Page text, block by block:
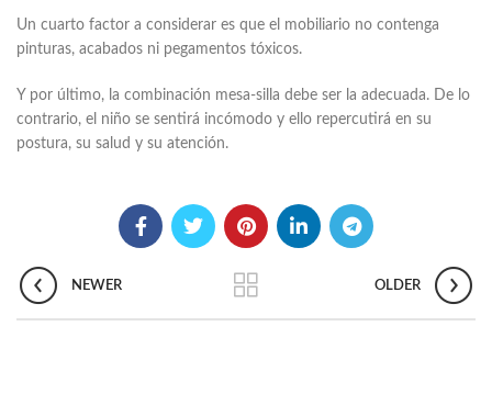
Un cuarto factor a considerar es que el mobiliario no contenga
pinturas, acabados ni pegamentos tóxicos.
Y por último, la combinación mesa-silla debe ser la adecuada. De lo
contrario, el niño se sentirá incómodo y ello repercutirá en su
postura, su salud y su atención.
NEWER OLDER